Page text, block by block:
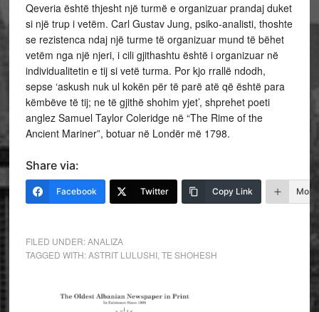
Qeveria është thjesht një turmë e organizuar prandaj duket
si një trup i vetëm. Carl Gustav Jung, psiko-analisti, thoshte
se rezistenca ndaj një turme të organizuar mund të bëhet
vetëm nga një njeri, i cili gjithashtu është i organizuar në
individualitetin e tij si vetë turma. Por kjo rrallë ndodh,
sepse ‘askush nuk ul kokën për të parë atë që është para
këmbëve të tij; ne të gjithë shohim yjet’, shprehet poeti
anglez Samuel Taylor Coleridge në “The Rime of the
Ancient Mariner”, botuar në Londër më 1798.
Share via:
Facebook Twitter Copy Link More
FILED UNDER:ANALIZA
TAGGED WITH:ASTRIT LULUSHI, TE SHOHESH